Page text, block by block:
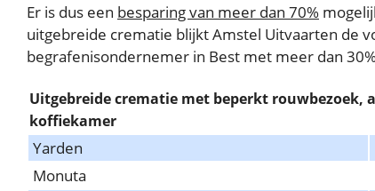
Er is dus een besparing van meer dan 70%
uitgebreide crematie blijkt Amstel Uitvaarten de
begrafenisondernemer in Best met meer dan
Uitgebreide crematie met beperkt rouwbezoek,
koffiekamer
Yarden
Monuta